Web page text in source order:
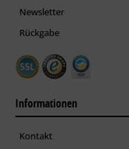
Newsletter
Rückgabe
Informationen
Kontakt